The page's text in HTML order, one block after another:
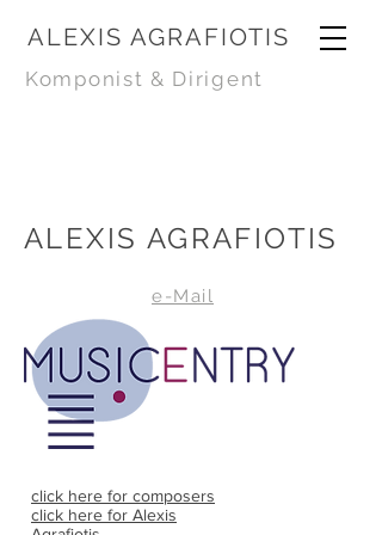
ALEXIS AGRAFIOTIS
Komponist & Dirigent
ALEXIS AGRAFIOTIS
e-Mail
click here for composers
click here for Alexis